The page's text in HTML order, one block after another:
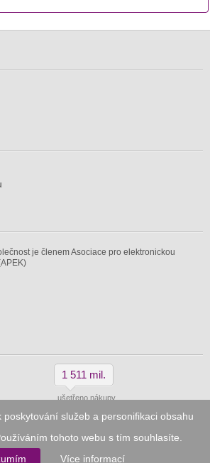
poskytování služeb a personifikaci obsahu
tohoto webu s tím souhlasíte.
Více informací
je členem Asociace pro elektronickou
1 511 mil.
ušetřeno nákupy
Vykupto.cz, Všechna práva vyhrazena.
užití
Zpracování osobních údajů